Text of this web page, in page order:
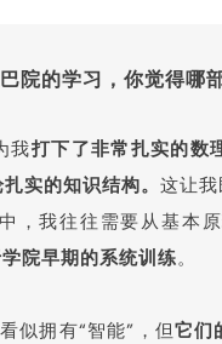
院的学习，你觉得哪
我打下了非常扎实的数
实的知识结构。 这让
，我往往需要从基本
院早期的系统训练。
似拥有“智能”，但它们